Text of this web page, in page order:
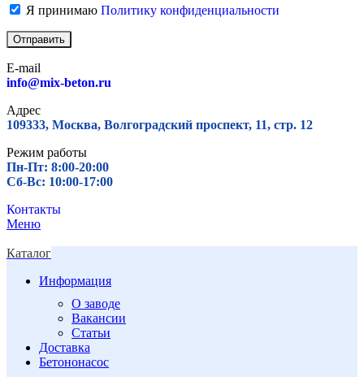
Я принимаю Политику конфиденциальности
E-mail
info@mix-beton.ru
Адрес
109333, Москва, Волгоградский проспект, 11, стр. 12
Режим работы
Пн-Пт: 8:00-20:00
Сб-Вс: 10:00-17:00
Контакты
Меню
Каталог
Информация
О заводе
Вакансии
Статьи
Доставка
Бетононасос